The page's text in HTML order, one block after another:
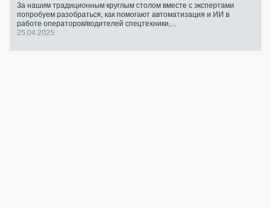
За нашим традиционным круглым столом вместе с экспертами
попробуем разобраться, как помогают автоматизация и ИИ в
работе операторов/водителей спецтехники,...
25.04.2025